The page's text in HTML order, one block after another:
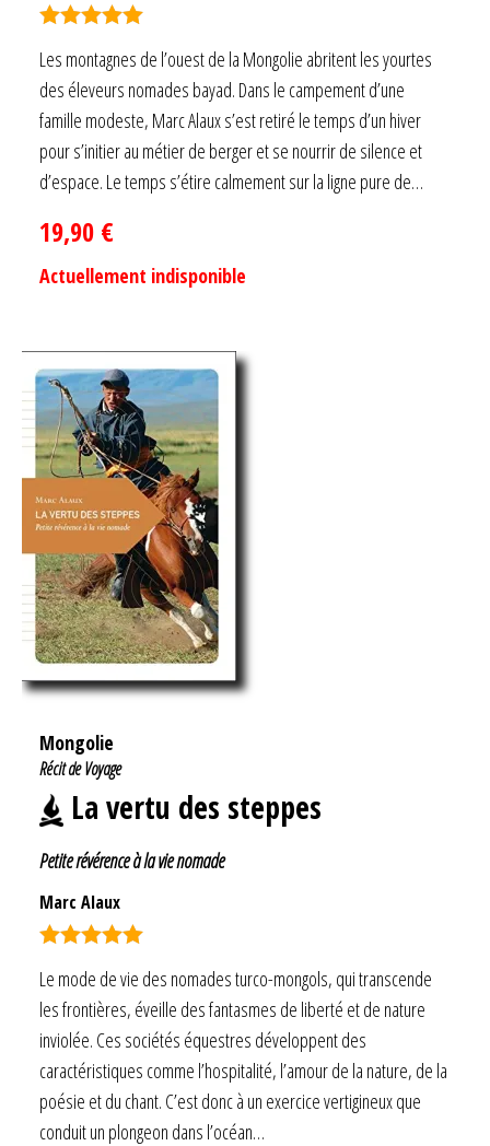
Les montagnes de l’ouest de la Mongolie abritent les yourtes
des éleveurs nomades bayad. Dans le campement d’une
famille modeste, Marc Alaux s’est retiré le temps d’un hiver
pour s’initier au métier de berger et se nourrir de silence et
d’espace. Le temps s’étire calmement sur la ligne pure de…
19,90 €
Actuellement indisponible
Mongolie
Récit de Voyage
La vertu des steppes
Petite révérence à la vie nomade
Marc Alaux
Le mode de vie des nomades turco-mongols, qui transcende
les frontières, éveille des fantasmes de liberté et de nature
inviolée. Ces sociétés équestres développent des
caractéristiques comme l’hospitalité, l’amour de la nature, de la
poésie et du chant. C’est donc à un exercice vertigineux que
conduit un plongeon dans l’océan…